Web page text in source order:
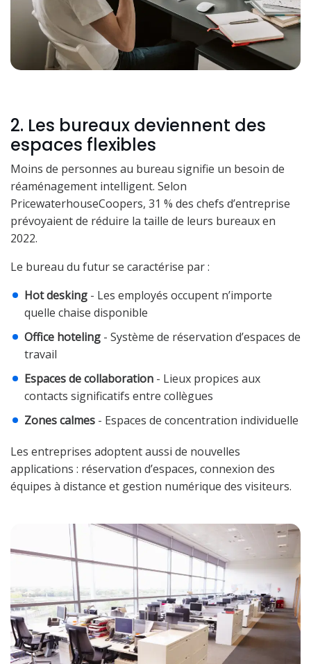
2. Les bureaux deviennent des
espaces flexibles
Moins de personnes au bureau signifie un besoin de
réaménagement intelligent. Selon
PricewaterhouseCoopers, 31 % des chefs d’entreprise
prévoyaient de réduire la taille de leurs bureaux en
2022.
Le bureau du futur se caractérise par :
Hot desking - Les employés occupent n’importe
quelle chaise disponible
Office hoteling - Système de réservation d’espaces de
travail
Espaces de collaboration - Lieux propices aux
contacts significatifs entre collègues
Zones calmes - Espaces de concentration individuelle
Les entreprises adoptent aussi de nouvelles
applications : réservation d’espaces, connexion des
équipes à distance et gestion numérique des visiteurs.